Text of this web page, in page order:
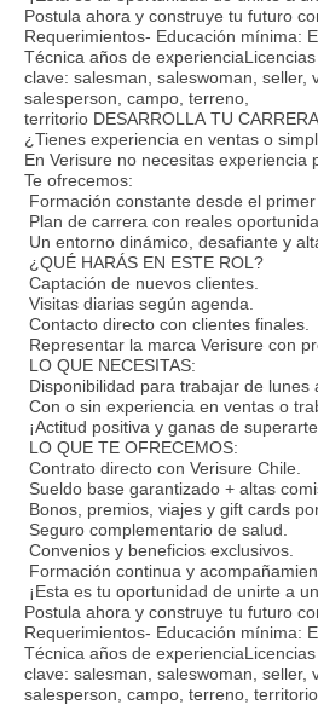
Postula ahora y construye tu futuro
Requerimientos- Educación mínima:
Técnica años de
clave: salesman, saleswoman, seller,
salesperson, campo, terreno,
territorio DESARROLLA TU
¿Tienes experiencia en ventas o
En Verisure no necesitas
Te ofrecemos:
Formación constante desde el primer
Plan de carrera con reales
Un entorno dinámico, desafiante y
¿QUÉ HARÁS EN ESTE ROL?
Captación de nuevos clientes.
Visitas diarias según agenda.
Contacto directo con clientes finales.
Representar la marca Verisure con
LO QUE NECESITAS:
Disponibilidad para trabajar de lunes
Con o sin experiencia en ventas o
¡Actitud positiva y ganas de
LO QUE TE OFRECEMOS:
Contrato directo con Verisure Chile.
Sueldo base garantizado + altas
Bonos, premios, viajes y gift cards
Seguro complementario de salud.
Convenios y beneficios exclusivos.
Formación continua y
¡Esta es tu oportunidad de unirte a
Postula ahora y construye tu futuro
Requerimientos- Educación mínima:
Técnica años de
clave: salesman, saleswoman, seller,
salesperson, campo, terreno, territorio